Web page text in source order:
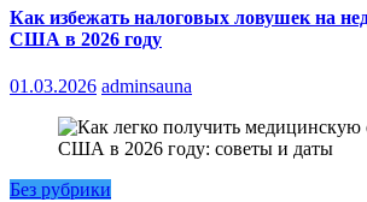
Как избежать налоговых ловушек на
США в 2026 году
01.03.2026 adminsauna
Без рубрики